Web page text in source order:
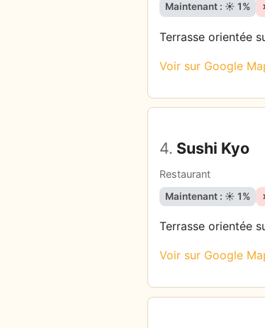
Maintenant : ☀️ 1%
Terrasse orientée
Voir sur Google
4. Sushi Kyo
Restaurant
Maintenant : ☀️ 1%
Terrasse orientée
Voir sur Google